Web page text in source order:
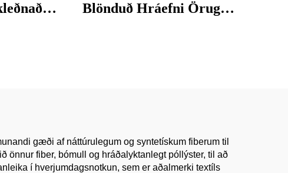
Blönduð Hráefni Öruggt
gæði af náttúrulegum og syntetískum fiberum til
önnur fiber, bómull og hráðalyktanlegt póllýster, til að
í hverjumdagsnotkun, sem er aðalmerki textíls